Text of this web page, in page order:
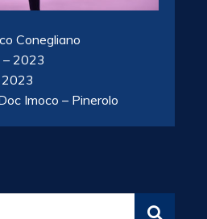
Conegliano
2023
2023
Imoco – Pinerolo